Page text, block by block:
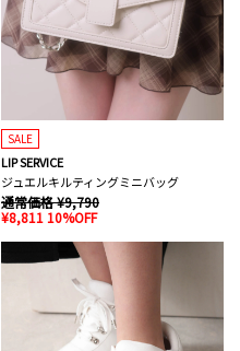
SALE
LIP SERVICE
ジュエルキルティングミニバッグ
通常価格 ¥9,790
¥8,811 10%OFF